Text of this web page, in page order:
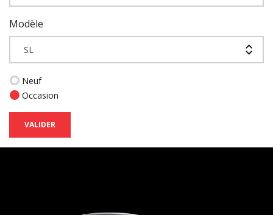
Modèle
SL
Neuf
Occasion
VALIDER